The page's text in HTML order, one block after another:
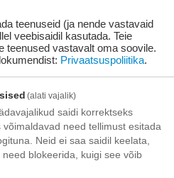
Esita küsimus
ukse taha tellimustele üle
EUR
eurot
eurot
teenuseid (ja nende vastavaid
veebisaidil kasutada. Teie
teenused vastavalt oma soovile.
Privaatsuspoliitika.
(alati vajalik)
saidi korrektseks
need tellimust esitada
Neid ei saa saidil keelata,
blokeerida, kuigi see võib